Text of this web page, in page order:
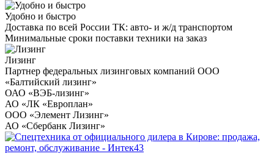
Удобно и быстро
Доставка по всей России ТК: авто- и ж/д транспортом
Минимальные сроки поставки техники на заказ
Лизинг
Партнер федеральных лизинговых компаний ООО
«Балтийский лизинг»
ОАО «ВЭБ-лизинг»
АО «ЛК «Европлан»
ООО «Элемент Лизинг»
АО «Сбербанк Лизинг»